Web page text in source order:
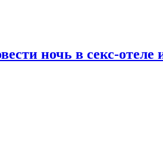
ночь в секс-отеле